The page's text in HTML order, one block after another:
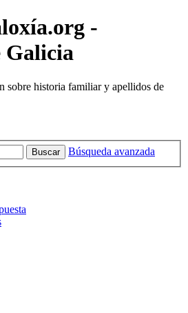
-
Galicia
sobre historia familiar y apellidos de
Buscar Búsqueda avanzada